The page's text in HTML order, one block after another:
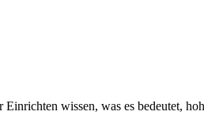
wissen, was es bedeutet,